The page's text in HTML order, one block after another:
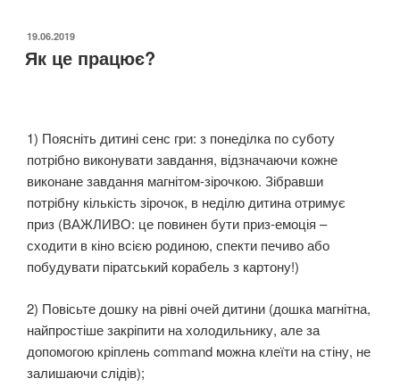
ОПУБЛІКОВАНО
19.06.2019
Як це працює?
1) Поясніть дитині сенс гри: з понеділка по суботу
потрібно виконувати завдання, відзначаючи кожне
виконане завдання магнітом-зірочкою. Зібравши
потрібну кількість зірочок, в неділю дитина отримує
приз (ВАЖЛИВО: це повинен бути приз-емоція –
сходити в кіно всією родиною, спекти печиво або
побудувати піратський корабель з картону!)
2) Повісьте дошку на рівні очей дитини (дошка магнітна,
найпростіше закріпити на холодильнику, але за
допомогою кріплень command можна клеїти на стіну, не
залишаючи слідів);